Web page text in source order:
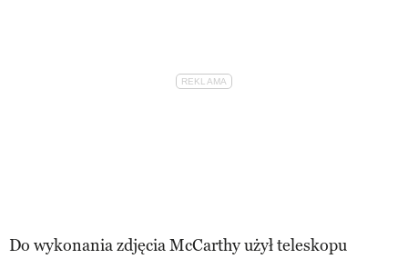
Do wykonania zdjęcia McCarthy użył teleskopu